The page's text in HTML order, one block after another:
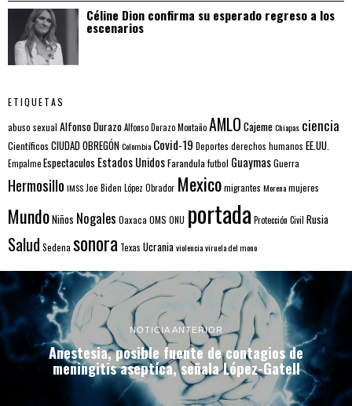
Céline Dion confirma su esperado regreso a los
escenarios
ETIQUETAS
abuso sexual Alfonso DurazoAlfonso Durazo MontañoAMLO CajemeChiapas ciencia
Científicos CIUDAD OBREGÓNColombia Covid-19 Deportes derechos humanos EE.UU.
EmpalmeEspectaculos Estados UnidosFarandulafutbol GuaymasGuerra
Hermosillo IMSS Joe Biden López Obrador Mexicomigrantes Morenamujeres
MundoNiños Nogales Oaxaca OMS ONU portada Protección Civil Rusia
Salud Sedena sonora Texas Ucraniaviolenciaviruela del mono
NOTICIA ANTERIOR
Anestesia, posible fuente de contagios de
meningitis aseptíca, señala López-Gatell